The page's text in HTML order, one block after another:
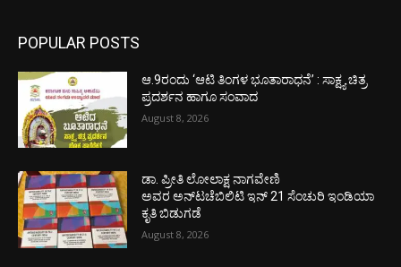
POPULAR POSTS
ಆ.9ರಂದು ‘ಆಟಿ ತಿಂಗಳ ಭೂತಾರಾಧನೆ’ : ಸಾಕ್ಷ್ಯ ಚಿತ್ರ
ಪ್ರದರ್ಶನ ಹಾಗೂ ಸಂವಾದ
August 8, 2026
ಡಾ. ಪ್ರೀತಿ ಲೋಲಾಕ್ಷ ನಾಗವೇಣಿ
ಅವರ ಅನ್‌ಟಚೆಬಿಲಿಟಿ ಇನ್ 21 ಸೆಂಚುರಿ ಇಂಡಿಯಾ
ಕೃತಿ ಬಿಡುಗಡೆ
August 8, 2026